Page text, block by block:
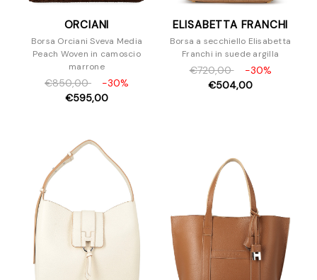
ORCIANI
Borsa Orciani Sveva Media
Peach Woven in camoscio
marrone
€850,00
-30%
€595,00
ELISABETTA FRANCHI
Borsa a secchiello Elisabetta
Franchi in suede argilla
€720,00
-30%
€504,00